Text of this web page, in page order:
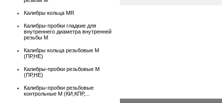
Калибры кольца MR
Калибры-пробки гладкие для
внутреннего диаметра внутренней
резьбы М
Калибры кольца резьбовые М
(ПР,НЕ)
Калибры-пробки резьбовые М
(ПР,НЕ)
Калибры-пробки резьбовые
контрольные М (КИ,КПР,...